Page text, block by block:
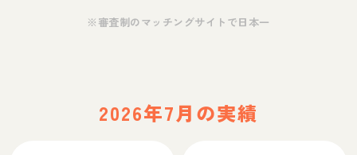
※審査制のマッチングサイトで日本一
2026年7月の実績